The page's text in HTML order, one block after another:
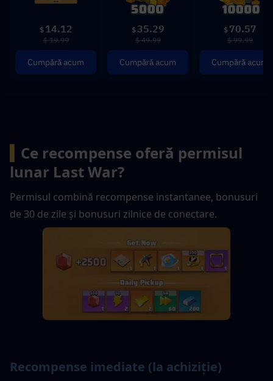
$ 14.12
$ 19.99
Cumpără acum
$ 35.29
$ 49.99
Cumpără acum
$ 70.57
$ 99.99
Cumpără acum
Ce recompense oferă permisul
lunar Last War?
Permisul combină recompense instantanee, bonusuri
de 30 de zile și bonusuri zilnice de conectare.
Recompense imediate (la achiziție)